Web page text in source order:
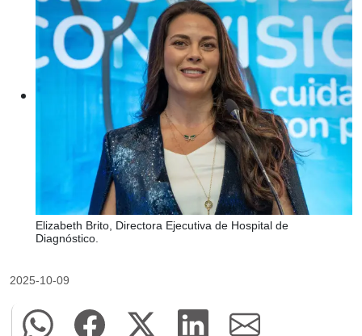
Elizabeth Brito, Directora Ejecutiva de Hospital de
Diagnóstico.
2025-10-09